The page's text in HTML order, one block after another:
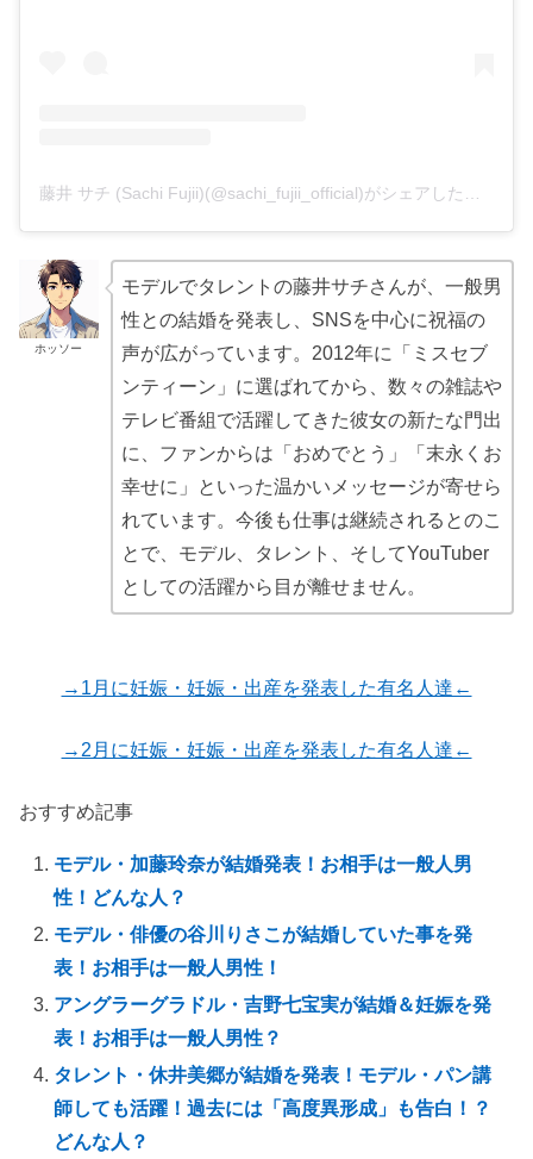
藤井 サチ (Sachi Fujii)(@sachi_fujii_official)がシェアした投稿
ホッソー
モデルでタレントの藤井サチさんが、一般男
性との結婚を発表し、SNSを中心に祝福の
声が広がっています。2012年に「ミスセブ
ンティーン」に選ばれてから、数々の雑誌や
テレビ番組で活躍してきた彼女の新たな門出
に、ファンからは「おめでとう」「末永くお
幸せに」といった温かいメッセージが寄せら
れています。今後も仕事は継続されるとのこ
とで、モデル、タレント、そしてYouTuber
としての活躍から目が離せません。
→1月に妊娠・妊娠・出産を発表した有名人達←
→2月に妊娠・妊娠・出産を発表した有名人達←
おすすめ記事
モデル・加藤玲奈が結婚発表！お相手は一般人男
性！どんな人？
モデル・俳優の谷川りさこが結婚していた事を発
表！お相手は一般人男性！
アングラーグラドル・吉野七宝実が結婚＆妊娠を発
表！お相手は一般人男性？
タレント・休井美郷が結婚を発表！モデル・パン講
師しても活躍！過去には「高度異形成」も告白！？
どんな人？